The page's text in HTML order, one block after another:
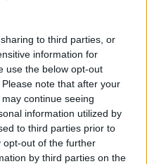
to third parties, or
information for
use the below opt-out
note that after your
continue seeing
information utilized by
to third parties prior to
opt-out of the further
by third parties on the
οι ρυθμοί αλλάζουν
ένα είδος χορού
οι Rollin’
Ρόδη Καγγελάρη),